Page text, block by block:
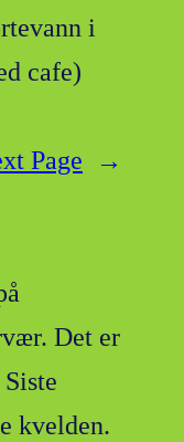
i
cafe)
Page
→
Det er
kvelden.